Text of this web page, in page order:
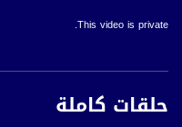
This video is private.
حلقات كاملة